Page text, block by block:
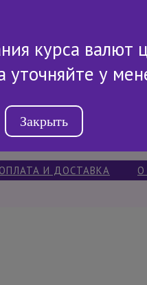
2-507-
ОПЛАТА И ДОСТАВКА
курса валют
уточняйте у
Закрыть